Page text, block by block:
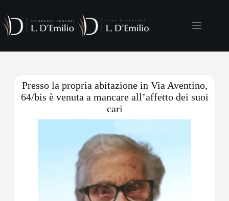
Presso la propria abitazione in Via Aventino,
64/bis è venuta a mancare all’affetto dei suoi
cari